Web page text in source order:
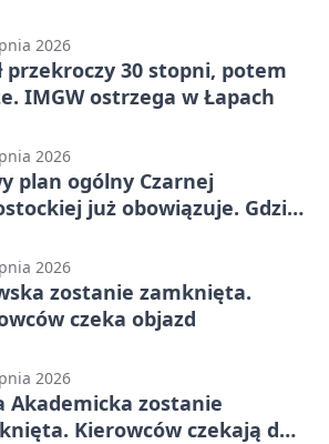
2026
przekroczy 30 stopni, potem
IMGW ostrzega w Łapach
2026
plan ogólny Czarnej
już obowiązuje. Gdzie
2026
zostanie zamknięta.
czeka objazd
2026
Akademicka zostanie
Kierowców czekają dwa